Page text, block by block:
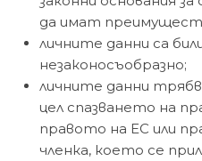
да имат
личните данни са
незаконосъобразно;
личните данни
цел спазването на
правото на ЕС или
членка, което се